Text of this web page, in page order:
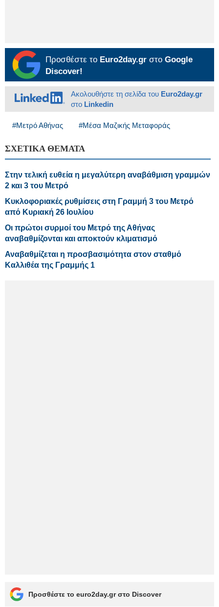
Προσθέστε το Euro2day.gr στο Google
Discover!
Ακολουθήστε τη σελίδα του Euro2day.gr
στο Linkedin
#Μετρό Αθήνας #Μέσα Μαζικής Μεταφοράς
ΣΧΕΤΙΚΑ ΘΕΜΑΤΑ
Στην τελική ευθεία η μεγαλύτερη αναβάθμιση γραμμών
2 και 3 του Μετρό
Κυκλοφοριακές ρυθμίσεις στη Γραμμή 3 του Μετρό
από Κυριακή 26 Ιουλίου
Οι πρώτοι συρμοί του Μετρό της Αθήνας
αναβαθμίζονται και αποκτούν κλιματισμό
Αναβαθμίζεται η προσβασιμότητα στον σταθμό
Καλλιθέα της Γραμμής 1
Προσθέστε το euro2day.gr στο Discover